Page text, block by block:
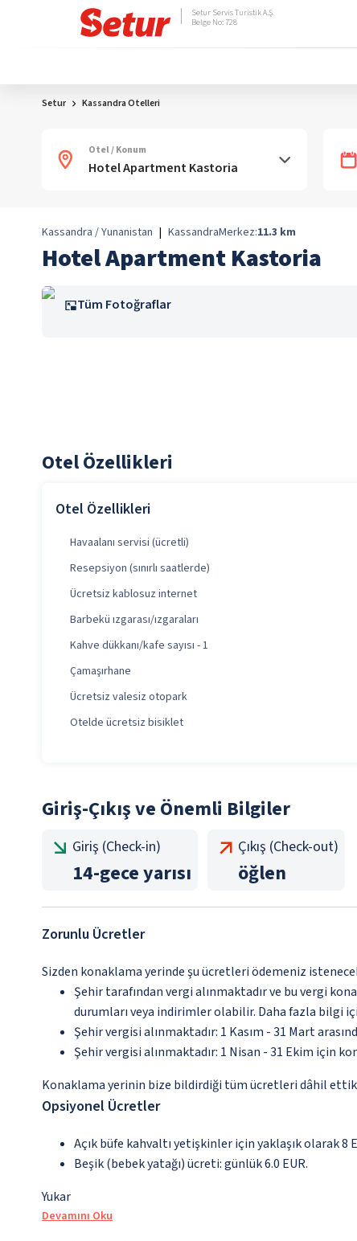
Setur Servis Turistik A.Ş.
Belge No: 728
Setur Kassandra Otelleri
Otel / Konum
Kassandra / Yunanistan | KassandraMerkez:11.3 km
Hotel Apartment Kastoria
Tüm Fotoğraflar
Otel Özellikleri
Otel Özellikleri
Havaalanı servisi (ücretli)
Resepsiyon (sınırlı saatlerde)
Ücretsiz kablosuz internet
Barbekü ızgarası/ızgaraları
Kahve dükkanı/kafe sayısı - 1
Çamaşırhane
Ücretsiz valesiz otopark
Otelde ücretsiz bisiklet
Giriş-Çıkış ve Önemli Bilgiler
Giriş (Check-in)
14-gece yarısı
Çıkış (Check-out)
öğlen
Zorunlu Ücretler
Sizden konaklama yerinde şu ücretleri ödemeniz
Şehir tarafından vergi alınmaktadır ve bu vergi
durumları veya indirimler olabilir. Daha fazla bilgi
Şehir vergisi alınmaktadır: 1 Kasım - 31 Mart
Şehir vergisi alınmaktadır: 1 Nisan - 31 Ekim için
Konaklama yerinin bize bildirdiği tüm ücretleri dâhil
Opsiyonel Ücretler
Açık büfe kahvaltı yetişkinler için yaklaşık olarak 8
Beşik (bebek yatağı) ücreti: günlük 6.0 EUR.
Yukar
Devamını Oku